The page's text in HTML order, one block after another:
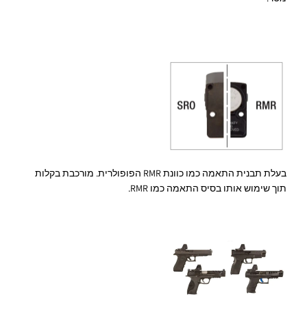
בעלת תבנית התאמה כמו כוונת RMR הפופולרית. מורכבת בקלות
תוך שימוש אותו בסיס התאמה כמו RMR.